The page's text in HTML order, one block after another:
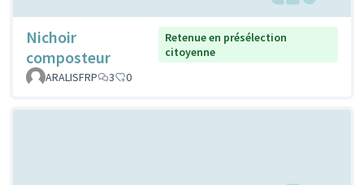
Nichoir
composteur
Retenue en présélection
citoyenne
ARALISFRP
3 0